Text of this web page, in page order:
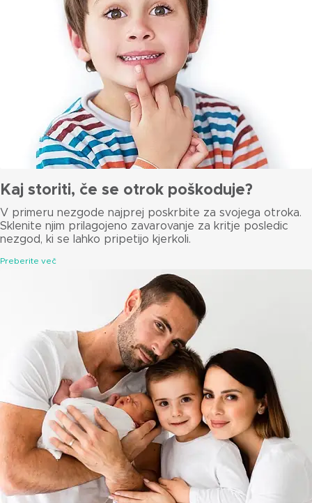
Kaj storiti, če se otrok poškoduje?
V primeru nezgode najprej poskrbite za svojega otroka.
Sklenite njim prilagojeno zavarovanje za kritje posledic
nezgod, ki se lahko pripetijo kjerkoli.
Preberite več